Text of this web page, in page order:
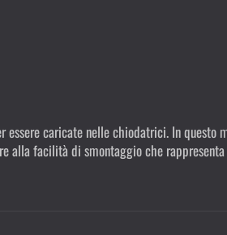
caricate nelle chiodatrici. In questo
alla facilità di smontaggio che